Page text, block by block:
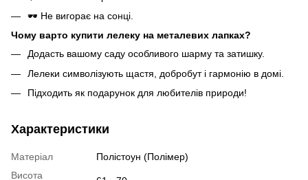
🕶️ Не вигорає на сонці.
Чому варто купити лелеку на металевих лапках?
Додасть вашому саду особливого шарму та затишку.
Лелеки символізують щастя, добробут і гармонію в домі.
Підходить як подарунок для любителів природи!
Характеристики
Матеріал
Полістоун (Полімер)
Висота